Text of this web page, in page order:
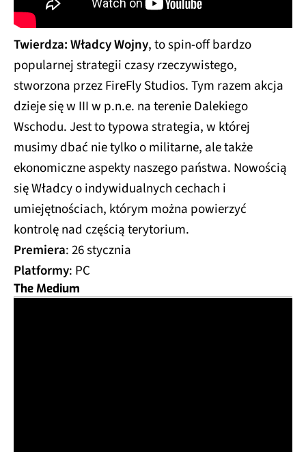
Twierdza: Władcy Wojny, to spin-off bardzo
popularnej strategii czasy rzeczywistego,
stworzona przez FireFly Studios. Tym razem akcja
dzieje się w III w p.n.e. na terenie Dalekiego
Wschodu. Jest to typowa strategia, w której
musimy dbać nie tylko o militarne, ale także
ekonomiczne aspekty naszego państwa. Nowością
się Władcy o indywidualnych cechach i
umiejętnościach, którym można powierzyć
kontrolę nad częścią terytorium.
Premiera: 26 stycznia
Platformy: PC
The Medium